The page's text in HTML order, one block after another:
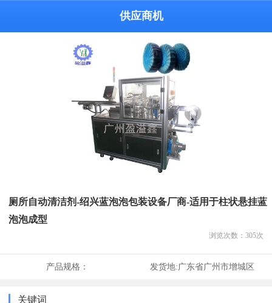
供应商机
厕所自动清洁剂-绍兴蓝泡泡包装设备厂商-适用于柱状悬挂蓝
泡泡成型
浏览次数： 305次
产品规格： 发货地:广东省广州市增城区
关键词